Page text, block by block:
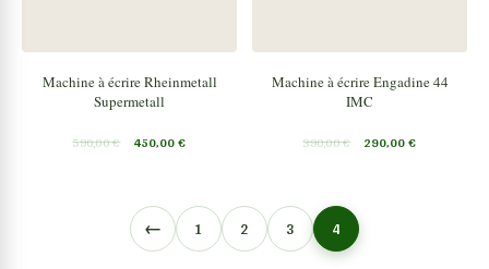
Machine à écrire Rheinmetall
Supermetall
590,00€ 450,00€
Machine à écrire Engadine 44
IMC
390,00€ 290,00€
← 1 2 3 4